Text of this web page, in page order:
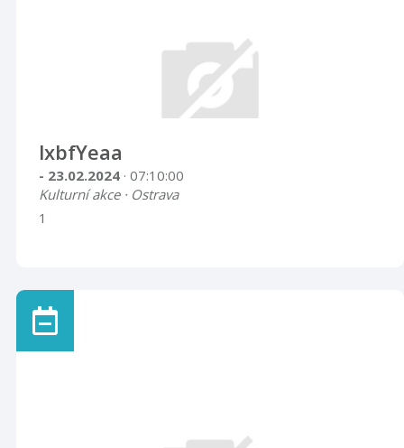
lxbfYeaa
- 23.02.2024 · 07:10:00
Kulturní akce · Ostrava
1